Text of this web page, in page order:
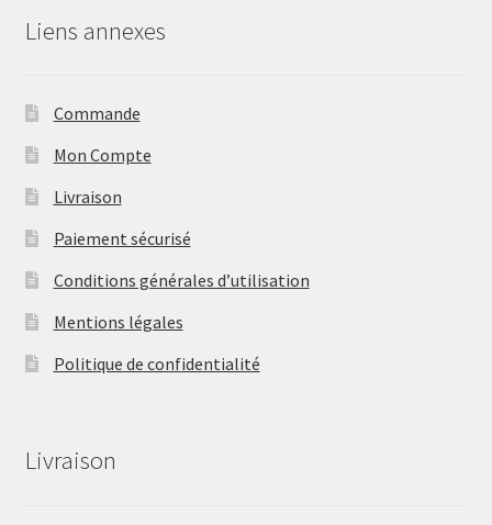
Liens annexes
Commande
Mon Compte
Livraison
Paiement sécurisé
Conditions générales d’utilisation
Mentions légales
Politique de confidentialité
Livraison